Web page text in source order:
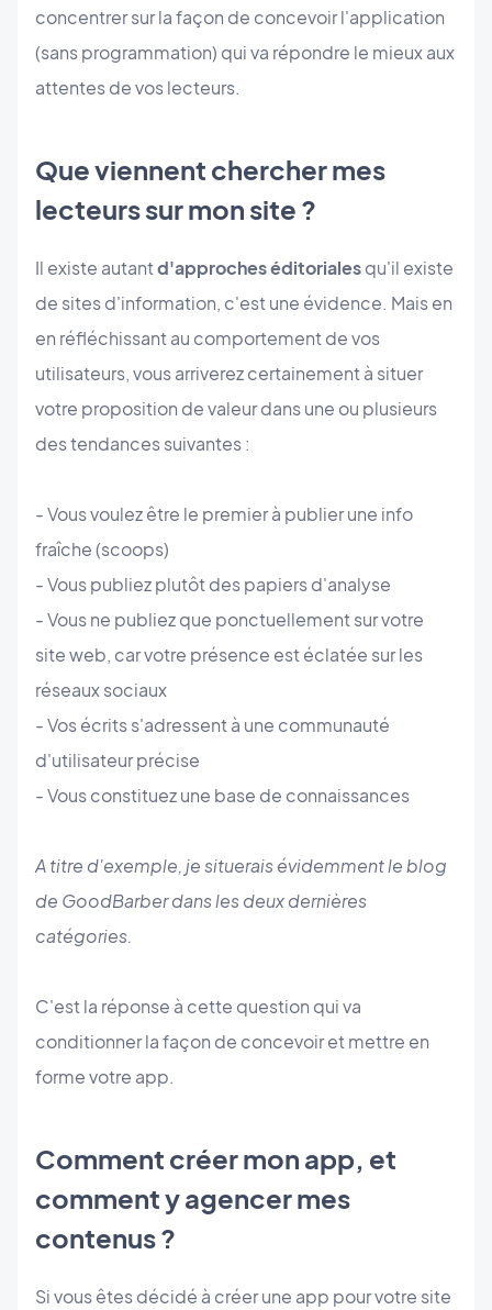
concentrer sur la façon de concevoir l'application
(sans programmation) qui va répondre le mieux aux
attentes de vos lecteurs.
Que viennent chercher mes
lecteurs sur mon site ?
Il existe autantd'approches éditorialesqu'il existe
de sites d'information, c'est une évidence. Mais en
en réfléchissant au comportement de vos
utilisateurs, vous arriverez certainement à situer
votre proposition de valeur dans une ou plusieurs
des tendances suivantes :
- Vous voulez être le premier à publier une info
fraîche (scoops)
- Vous publiez plutôt des papiers d'analyse
- Vous ne publiez que ponctuellement sur votre
site web, car votre présence est éclatée sur les
réseaux sociaux
- Vos écrits s'adressent à une communauté
d'utilisateur précise
- Vous constituez une base de connaissances
A titre d'exemple, je situerais évidemment le blog
de GoodBarber dans les deux dernières
catégories.
C'est la réponse à cette question qui va
conditionner la façon de concevoir et mettre en
forme votre app.
Comment créer mon app, et
comment y agencer mes
contenus ?
Si vous êtes décidé à créer une app pour votre site